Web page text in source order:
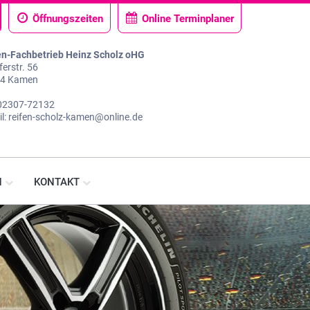
Öffnungszeiten Online Terminplaner
Fachbetrieb Heinz Scholz oHG
56
Kamen
72132
reifen-scholz-kamen@online.de
KONTAKT